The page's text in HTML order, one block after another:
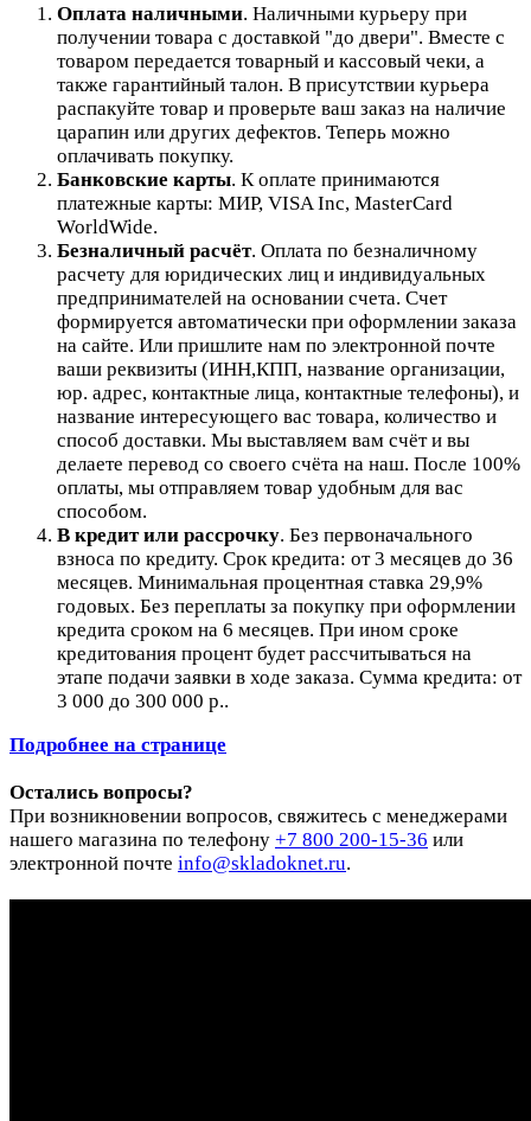
Оплата наличными. Наличными курьеру при
получении товара с доставкой "до двери". Вместе с
товаром передается товарный и кассовый чеки, а
также гарантийный талон. В присутствии курьера
распакуйте товар и проверьте ваш заказ на наличие
царапин или других дефектов. Теперь можно
оплачивать покупку.
Банковские карты. К оплате принимаются
платежные карты: МИР, VISA Inc, MasterCard
WorldWide.
Безналичный расчёт. Оплата по безналичному
расчету для юридических лиц и индивидуальных
предпринимателей на основании счета. Счет
формируется автоматически при оформлении заказа
на сайте. Или пришлите нам по электронной почте
ваши реквизиты (ИНН,КПП, название организации,
юр. адрес, контактные лица, контактные телефоны), и
название интересующего вас товара, количество и
способ доставки. Мы выставляем вам счёт и вы
делаете перевод со своего счёта на наш. После 100%
оплаты, мы отправляем товар удобным для вас
способом.
В кредит или рассрочку. Без первоначального
взноса по кредиту. Срок кредита: от 3 месяцев до 36
месяцев. Минимальная процентная ставка 29,9%
годовых. Без переплаты за покупку при оформлении
кредита сроком на 6 месяцев. При ином сроке
кредитования процент будет рассчитываться на
этапе подачи заявки в ходе заказа. Сумма кредита: от
3 000 до 300 000 р..
Подробнее на странице
Остались вопросы?
При возникновении вопросов, свяжитесь с менеджерами
нашего магазина по телефону +7 800 200-15-36 или
электронной почте info@skladoknet.ru.